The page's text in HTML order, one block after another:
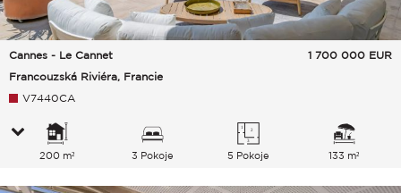
Cannes - Le Cannet
Francouzská Riviéra, Francie
1 700 000 EUR
V7440CA
200 m² 3 Pokoje 5 Pokoje 133 m²